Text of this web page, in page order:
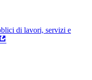
di lavori, servizi e